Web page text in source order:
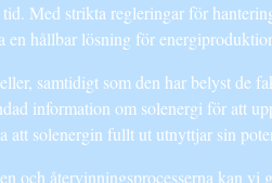
Med strikta regleringar för
en hållbar lösning för
samtidigt som den har belyst de
information om solenergi för att
solenergin fullt ut utnyttjar sin
och återvinningsprocesserna kan vi